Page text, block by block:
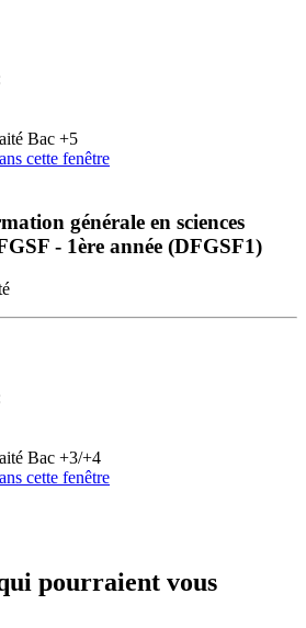
Bac +5
cette fenêtre
générale en sciences
- 1ère année (DFGSF1)
Bac +3/+4
cette fenêtre
pourraient vous